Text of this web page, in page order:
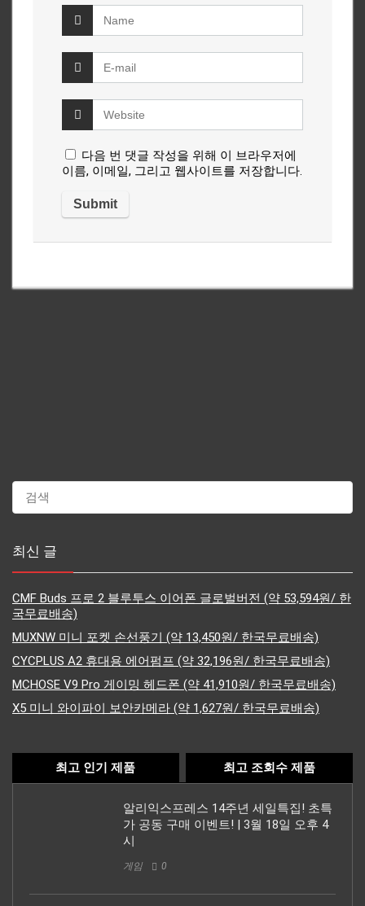
다음 번 댓글 작성을 위해 이 브라우저에
이름, 이메일, 그리고 웹사이트를 저장합니다.
최신 글
CMF Buds 프로 2 블루투스 이어폰 글로벌버전 (약 53,594원/ 한
국무료배송)
MUXNW 미니 포켓 손선풍기 (약 13,450원/ 한국무료배송)
CYCPLUS A2 휴대용 에어펌프 (약 32,196원/ 한국무료배송)
MCHOSE V9 Pro 게이밍 헤드폰 (약 41,910원/ 한국무료배송)
X5 미니 와이파이 보안카메라 (약 1,627원/ 한국무료배송)
최고 인기 제품 최고 조회수 제품
알리익스프레스 14주년 세일특집! 초특
가 공동 구매 이벤트! | 3월 18일 오후 4
시
게임 0